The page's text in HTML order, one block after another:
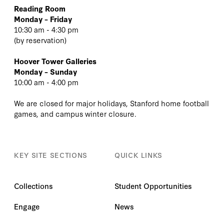
Reading Room
Monday – Friday
10:30 am - 4:30 pm
(by reservation)
Hoover Tower Galleries
Monday – Sunday
10:00 am - 4:00 pm
We are closed for major holidays, Stanford home football
games, and campus winter closure.
KEY SITE SECTIONS
Collections
Engage
QUICK LINKS
Student Opportunities
News